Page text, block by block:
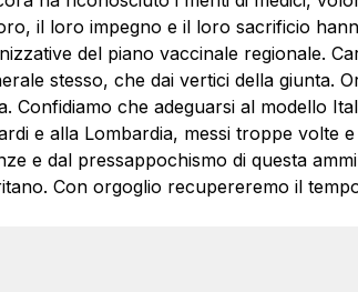
il loro impegno e il loro sacrificio
del piano vaccinale regionale.
stesso, che dai vertici della giunta.
Confidiamo che adeguarsi al modello
e alla Lombardia, messi troppe volte
e dal pressappochismo di questa
Con orgoglio recupereremo il